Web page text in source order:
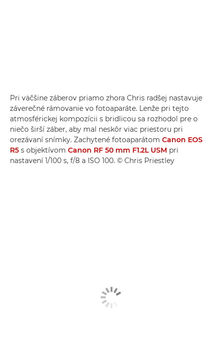
Pri väčšine záberov priamo zhora Chris radšej nastavuje
záverečné rámovanie vo fotoaparáte. Lenže pri tejto
atmosférickej kompozícii s bridlicou sa rozhodol pre o
niečo širší záber, aby mal neskôr viac priestoru pri
orezávaní snímky. Zachytené fotoaparátom Canon EOS
R5 s objektívom Canon RF 50 mm F1.2L USM pri
nastavení 1/100 s, f/8 a ISO 100. © Chris Priestley